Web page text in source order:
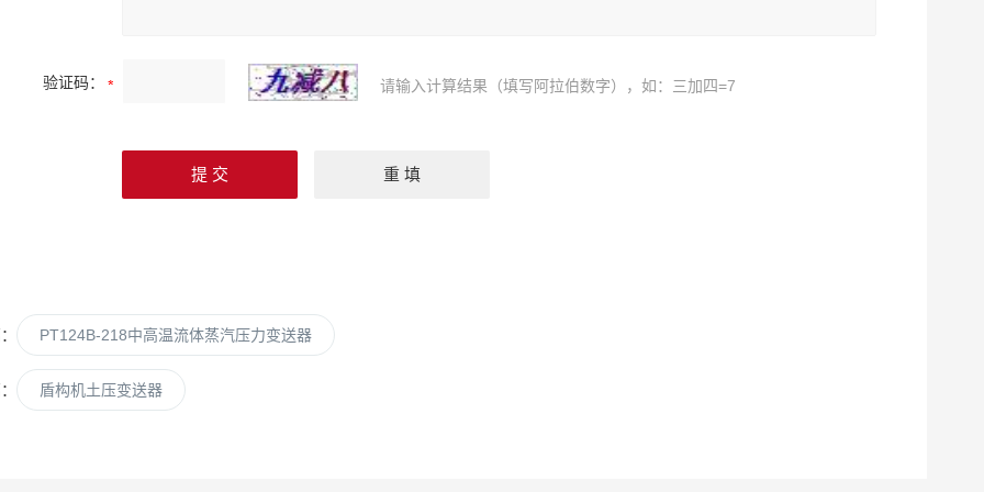
验证码： 请输入计算结果（填写阿拉伯数字），如：三加四=7
PT124B-218中高温流体蒸汽压力变送器
盾构机土压变送器